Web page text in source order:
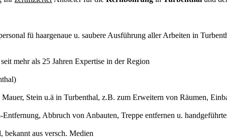
fü haargenaue u. saubere Ausführung aller Arbeiten in
mehr als 25 Jahren Expertise in der Region
Stein u.ä in Turbenthal, z.B. zum Erweitern von Räumen,
Abbruch von Anbauten, Treppe entfernen u.
bekannt aus versch. Medien